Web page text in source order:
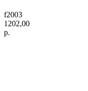
f2003
1202,00
р.